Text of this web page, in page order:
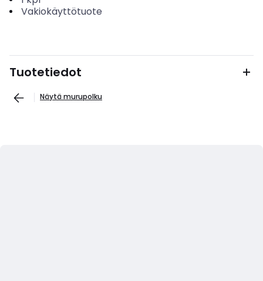
Vakiokäyttötuote
Tuotetiedot
Näytä murupolku